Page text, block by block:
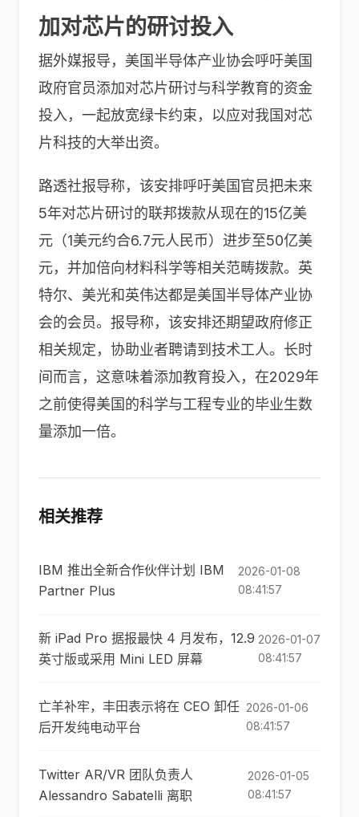
加对芯片的研讨投入
据外媒报导，美国半导体产业协会呼吁美国
政府官员添加对芯片研讨与科学教育的资金
投入，一起放宽绿卡约束，以应对我国对芯
片科技的大举出资。
路透社报导称，该安排呼吁美国官员把未来
5年对芯片研讨的联邦拨款从现在的15亿美
元（1美元约合6.7元人民币）进步至50亿美
元，并加倍向材料科学等相关范畴拨款。 英
特尔、 美光和英伟达都是美国半导体产业协
会的会员。报导称，该安排还期望政府修正
相关规定，协助业者聘请到技术工人。长时
间而言，这意味着添加教育投入，在2029年
之前使得美国的科学与工程专业的毕业生数
量添加一倍。
相关推荐
IBM 推出全新合作伙伴计划 IBM
Partner Plus
2026-01-08
08:41:57
新 iPad Pro 据报最快 4 月发布，12.9
英寸版或采用 Mini LED 屏幕
2026-01-07
08:41:57
亡羊补牢，丰田表示将在 CEO 卸任
后开发纯电动平台
2026-01-06
08:41:57
Twitter AR/VR 团队负责人
Alessandro Sabatelli 离职
2026-01-05
08:41:57